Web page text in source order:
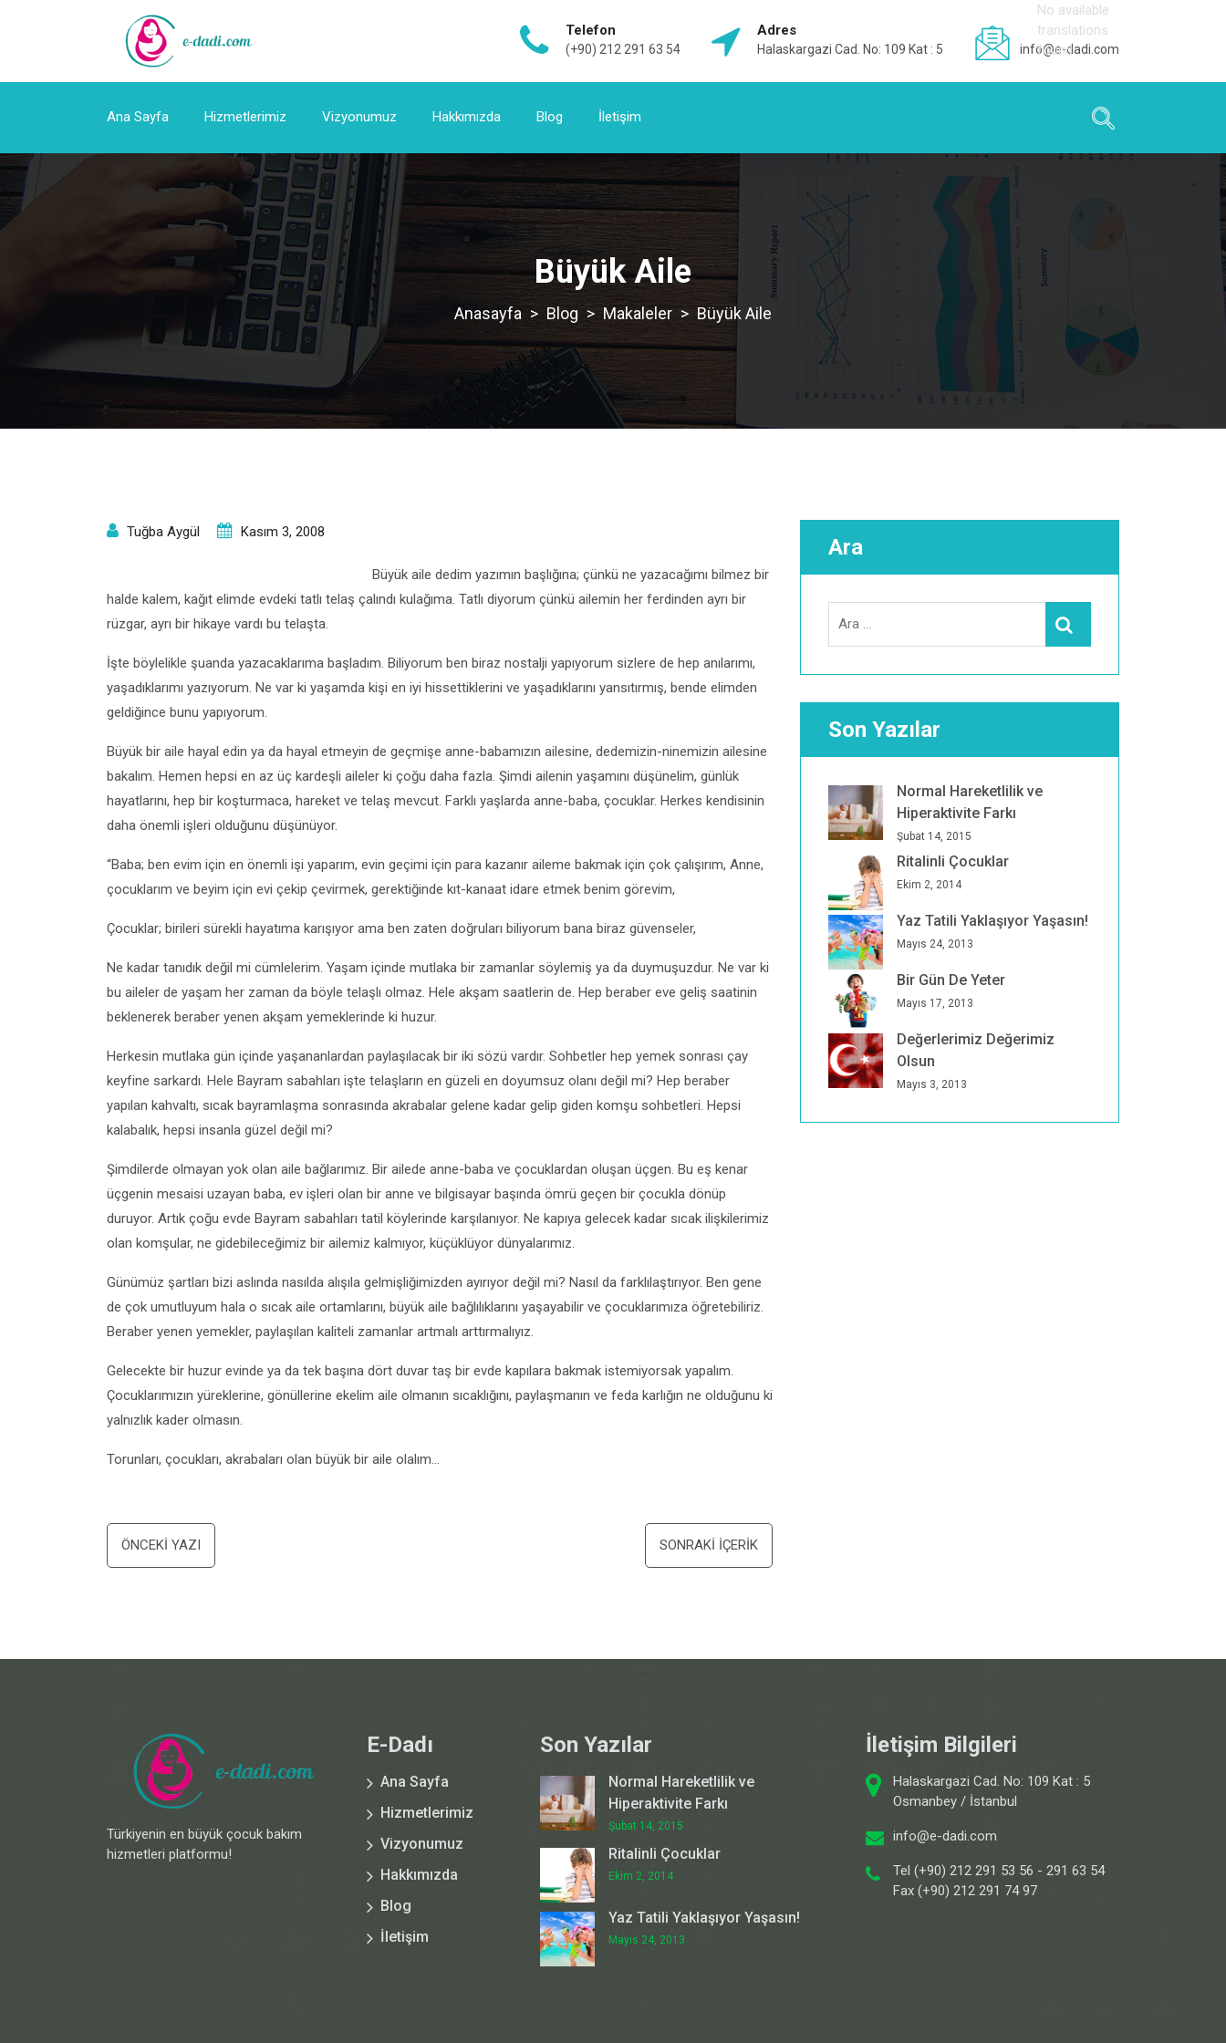
Telefon
(+90) 212 291 63 54
Adres
Halaskargazi Cad. No: 109 Kat : 5 info@e-dadi.com
Ana Sayfa Hizmetlerimiz Vizyonumuz Hakkımızda Blog İletişim
Büyük Aile
> Blog > Makaleler > Büyük Aile
Tuğba Aygül Kasım 3, 2008
Büyük aile dedim yazımın başlığına; çünkü ne yazacağımı bilmez bir
halde kalem, kağıt elimde evdeki tatlı telaş çalındı kulağıma. Tatlı diyorum çünkü ailemin her ferdinden ayrı bir
rüzgar, ayrı bir hikaye vardı bu telaşta.
İşte böylelikle şuanda yazacaklarıma başladım. Biliyorum ben biraz nostalji yapıyorum sizlere de hep anılarımı,
yaşadıklarımı yazıyorum. Ne var ki yaşamda kişi en iyi hissettiklerini ve yaşadıklarını yansıtırmış, bende elimden
geldiğince bunu yapıyorum.
Büyük bir aile hayal edin ya da hayal etmeyin de geçmişe anne-babamızın ailesine, dedemizin-ninemizin ailesine
bakalım. Hemen hepsi en az üç kardeşli aileler ki çoğu daha fazla. Şimdi ailenin yaşamını düşünelim, günlük
hayatlarını, hep bir koşturmaca, hareket ve telaş mevcut. Farklı yaşlarda anne-baba, çocuklar. Herkes kendisinin
daha önemli işleri olduğunu düşünüyor.
“Baba; ben evim için en önemli işi yaparım, evin geçimi için para kazanır aileme bakmak için çok çalışırım, Anne,
çocuklarım ve beyim için evi çekip çevirmek, gerektiğinde kıt-kanaat idare etmek benim görevim,
Çocuklar; birileri sürekli hayatıma karışıyor ama ben zaten doğruları biliyorum bana biraz güvenseler,
Ne kadar tanıdık değil mi cümlelerim. Yaşam içinde mutlaka bir zamanlar söylemiş ya da duymuşuzdur. Ne var ki
bu aileler de yaşam her zaman da böyle telaşlı olmaz. Hele akşam saatlerin de. Hep beraber eve geliş saatinin
beklenerek beraber yenen akşam yemeklerinde ki huzur.
Herkesin mutlaka gün içinde yaşananlardan paylaşılacak bir iki sözü vardır. Sohbetler hep yemek sonrası çay
keyfine sarkardı. Hele Bayram sabahları işte telaşların en güzeli en doyumsuz olanı değil mi? Hep beraber
yapılan kahvaltı, sıcak bayramlaşma sonrasında akrabalar gelene kadar gelip giden komşu sohbetleri. Hepsi
kalabalık, hepsi insanla güzel değil mi?
Şimdilerde olmayan yok olan aile bağlarımız. Bir ailede anne-baba ve çocuklardan oluşan üçgen. Bu eş kenar
üçgenin mesaisi uzayan baba, ev işleri olan bir anne ve bilgisayar başında ömrü geçen bir çocukla dönüp
duruyor. Artık çoğu evde Bayram sabahları tatil köylerinde karşılanıyor. Ne kapıya gelecek kadar sıcak ilişkilerimiz
olan komşular, ne gidebileceğimiz bir ailemiz kalmıyor, küçüklüyor dünyalarımız.
Günümüz şartları bizi aslında nasılda alışıla gelmişliğimizden ayırıyor değil mi? Nasıl da farklılaştırıyor. Ben gene
de çok umutluyum hala o sıcak aile ortamlarını, büyük aile bağlılıklarını yaşayabilir ve çocuklarımıza öğretebiliriz.
Beraber yenen yemekler, paylaşılan kaliteli zamanlar artmalı arttırmalıyız.
Gelecekte bir huzur evinde ya da tek başına dört duvar taş bir evde kapılara bakmak istemiyorsak yapalım.
Çocuklarımızın yüreklerine, gönüllerine ekelim aile olmanın sıcaklığını, paylaşmanın ve feda karlığın ne olduğunu ki
yalnızlık kader olmasın.
Torunları, çocukları, akrabaları olan büyük bir aile olalım…
Yazı
dolaşımı
ÖNCEKI YAZI SONRAKI İÇERIK
Ara
Ara
Son Yazılar
Normal Hareketlilik ve
Hiperaktivite Farkı
Şubat 14, 2015
Ritalinli Çocuklar
Ekim 2, 2014
Yaz Tatili Yaklaşıyor Yaşasın!
Mayıs 24, 2013
Bir Gün De Yeter
Mayıs 17, 2013
Değerlerimiz Değerimiz
Olsun
Mayıs 3, 2013
Türkiyenin en büyük çocuk bakım
hizmetleri platformu!
E-Dadı
Ana Sayfa
Hizmetlerimiz
Vizyonumuz
Hakkımızda
Blog
İletişim
Son Yazılar
Normal Hareketlilik ve
Hiperaktivite Farkı
Şubat 14, 2015
Ritalinli Çocuklar
Ekim 2, 2014
Yaz Tatili Yaklaşıyor Yaşasın!
Mayıs 24, 2013
İletişim Bilgileri
Halaskargazi Cad. No: 109 Kat : 5
Osmanbey / İstanbul
info@e-dadi.com
Tel (+90) 212 291 53 56 - 291 63 54
Fax (+90) 212 291 74 97
No available
translations
found